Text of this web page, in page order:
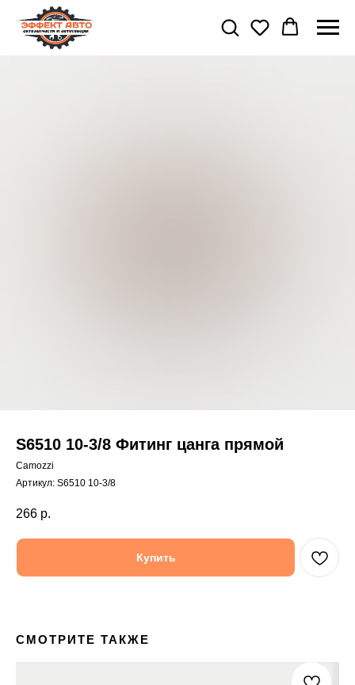
S6510 10-3/8 Фитинг цанга прямой
Camozzi
Артикул: S6510 10-3/8
266 р.
Купить
СМОТРИТЕ ТАКЖЕ